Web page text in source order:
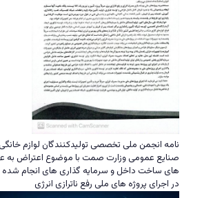
نامه انجمن ملی تخصصی تولیدکنندگان لوازم
صنایع عمومی وزارت صمت با موضوع اعتراض به
های ساخت داخل و سرمایه گذاری های انجام
در اجرای پروژه های ملی رفع ناترازی انرژی